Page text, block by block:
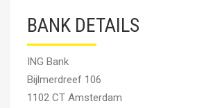
BANK DETAILS
ING Bank
Bijlmerdreef 106
1102 CT Amsterdam